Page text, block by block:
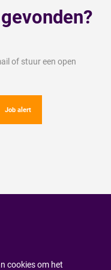
of stuur een open
Job alert
cookies om het